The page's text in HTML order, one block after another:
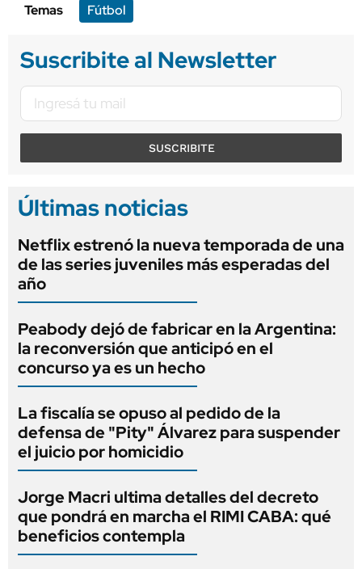
Temas
Fútbol
Suscribite al Newsletter
SUSCRIBITE
Últimas noticias
Netflix estrenó la nueva temporada de una
de las series juveniles más esperadas del
año
Peabody dejó de fabricar en la Argentina:
la reconversión que anticipó en el
concurso ya es un hecho
La fiscalía se opuso al pedido de la
defensa de "Pity" Álvarez para suspender
el juicio por homicidio
Jorge Macri ultima detalles del decreto
que pondrá en marcha el RIMI CABA: qué
beneficios contempla